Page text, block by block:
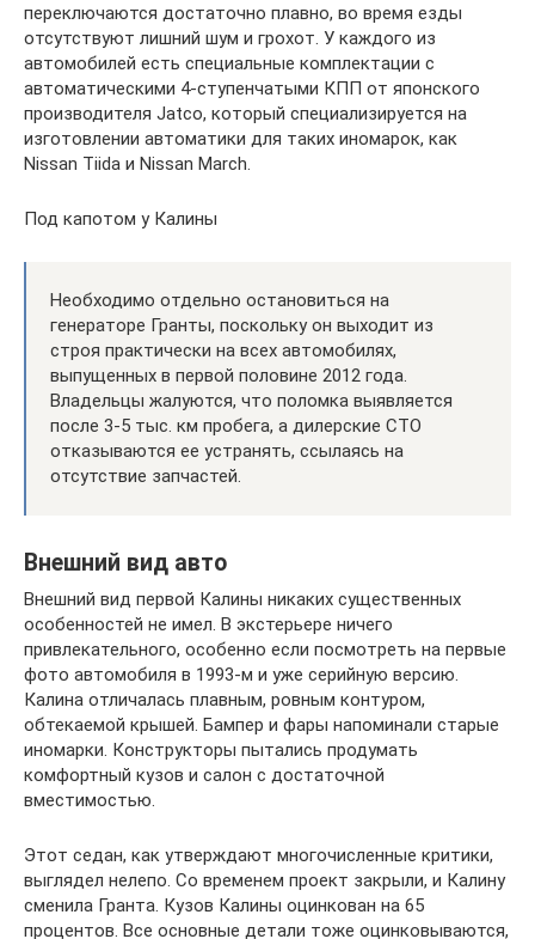
переключаются достаточно плавно, во время езды
отсутствуют лишний шум и грохот. У каждого из
автомобилей есть специальные комплектации с
автоматическими 4-ступенчатыми КПП от японского
производителя Jatco, который специализируется на
изготовлении автоматики для таких иномарок, как
Nissan Tiida и Nissan March.
Под капотом у Калины
Необходимо отдельно остановиться на
генераторе Гранты, поскольку он выходит из
строя практически на всех автомобилях,
выпущенных в первой половине 2012 года.
Владельцы жалуются, что поломка выявляется
после 3-5 тыс. км пробега, а дилерские СТО
отказываются ее устранять, ссылаясь на
отсутствие запчастей.
Внешний вид авто
Внешний вид первой Калины никаких существенных
особенностей не имел. В экстерьере ничего
привлекательного, особенно если посмотреть на первые
фото автомобиля в 1993-м и уже серийную версию.
Калина отличалась плавным, ровным контуром,
обтекаемой крышей. Бампер и фары напоминали старые
иномарки. Конструкторы пытались продумать
комфортный кузов и салон с достаточной
вместимостью.
Этот седан, как утверждают многочисленные критики,
выглядел нелепо. Со временем проект закрыли, и Калину
сменила Гранта. Кузов Калины оцинкован на 65
процентов. Все основные детали тоже оцинковываются,